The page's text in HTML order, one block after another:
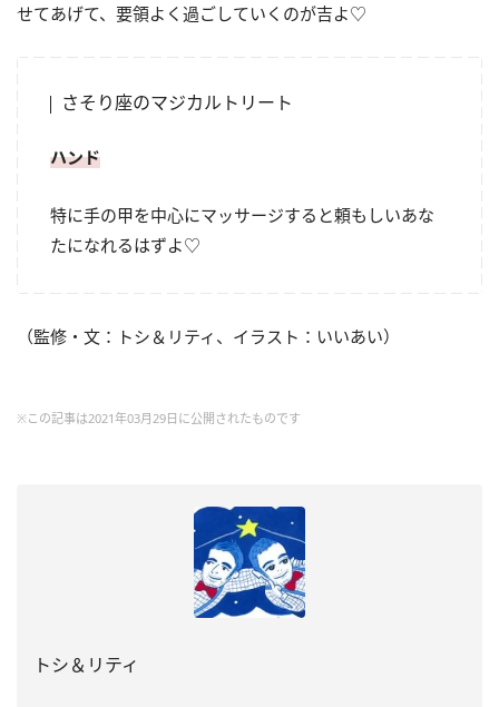
せてあげて、要領よく過ごしていくのが吉よ♡
さそり座のマジカルトリート
ハンド
特に手の甲を中心にマッサージすると頼もしいあな
たになれるはずよ♡
（監修・文：トシ＆リティ、イラスト：いいあい）
※この記事は2021年03月29日に公開されたものです
トシ＆リティ